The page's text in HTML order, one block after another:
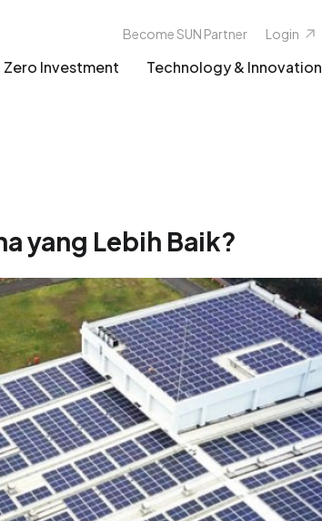
Become SUN Partner Login
Zero Investment Technology & Innovation
yang Lebih Baik?